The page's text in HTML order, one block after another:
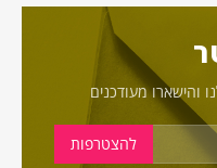
והישארו מעודכנים